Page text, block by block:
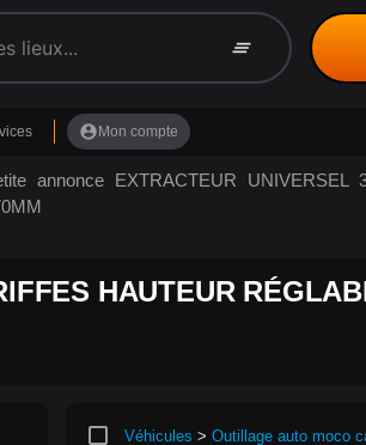
clear_all
account_circle Mon compte
annonce EXTRACTEUR
HAUTEUR
crop_square Véhicules > Outillage auto moco